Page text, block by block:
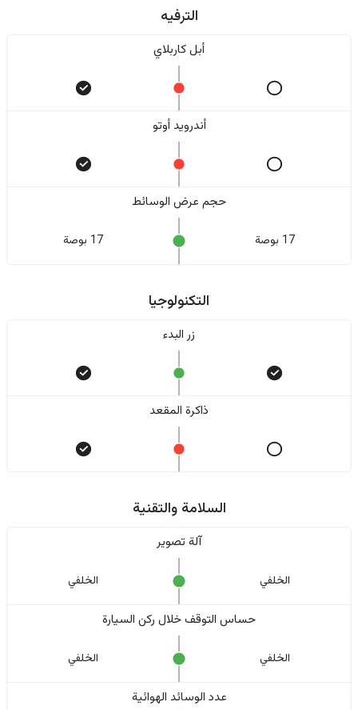
الترفيه
أبل كاربلاي
أندرويد أوتو
حجم عرض الوسائط
17 بوصة 17 بوصة
التكنولوجيا
زر البدء
ذاكرة المقعد
السلامة والتقنية
آلة تصوير
الخلفي الخلفي
حساس التوقف خلال ركن السيارة
الخلفي الخلفي
عدد الوسائد الهوائية